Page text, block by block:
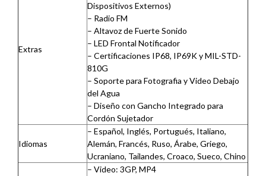
Extras
Dispositivos Externos)
– Radio FM
– Altavoz de Fuerte Sonido
– LED Frontal Notificador
– Certificaciones IP68, IP69K y MIL-STD-
810G
– Soporte para Fotografia y Video Debajo
del Agua
– Diseño con Gancho Integrado para
Cordón Sujetador
Idiomas
– Español, Inglés, Portugués, Italiano,
Alemán, Francés, Ruso, Árabe, Griego,
Ucraniano, Tailandes, Croaco, Sueco, Chino
– Video: 3GP, MP4